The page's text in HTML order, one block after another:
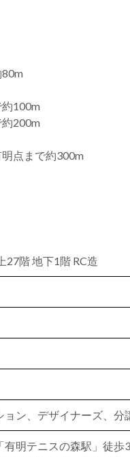
100m
200m
点まで約300m
27階 地下1階 RC造
ョン、デザイナーズ、分
有明テニスの森駅」徒歩